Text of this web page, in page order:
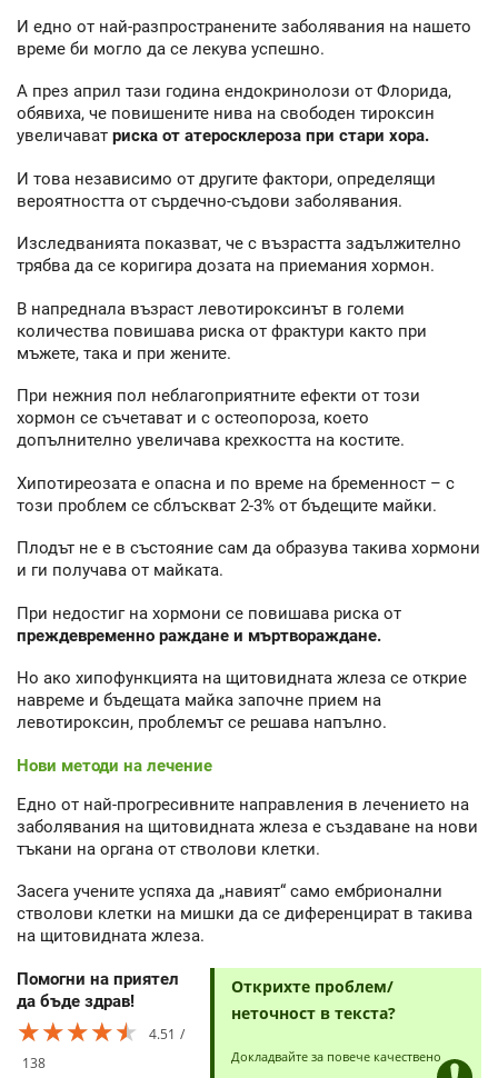
И едно от най-разпространените заболявания на нашето
време би могло да се лекува успешно.
А през април тази година ендокринолози от Флорида,
обявиха, че повишените нива на свободен тироксин
увеличават риска от атеросклероза при стари хора.
И това независимо от другите фактори, определящи
вероятността от сърдечно-съдови заболявания.
Изследванията показват, че с възрастта задължително
трябва да се коригира дозата на приемания хормон.
В напреднала възраст левотироксинът в големи
количества повишава риска от фрактури както при
мъжете, така и при жените.
При нежния пол неблагоприятните ефекти от този
хормон се съчетават и с остеопороза, което
допълнително увеличава крехкостта на костите.
Хипотиреозата е опасна и по време на бременност – с
този проблем се сблъскват 2-3% от бъдещите майки.
Плодът не е в състояние сам да образува такива хормони
и ги получава от майката.
При недостиг на хормони се повишава риска от
преждевременно раждане и мъртвораждане.
Но ако хипофункцията на щитовидната жлеза се открие
навреме и бъдещата майка започне прием на
левотироксин, проблемът се решава напълно.
Нови методи на лечение
Едно от най-прогресивните направления в лечението на
заболявания на щитовидната жлеза е създаване на нови
тъкани на органа от стволови клетки.
Засега учените успяха да „навият“ само ембрионални
стволови клетки на мишки да се диференцират в такива
на щитовидната жлеза.
Помогни на приятел
да бъде здрав!
★★★★★
★★★★★
★★★★★
4.51
138
Открихте проблем/
неточност в текста?
Докладвайте за повече качествено